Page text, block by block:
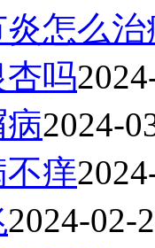
怎么
吗
2024-
痒
2024-02-